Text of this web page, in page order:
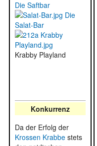
Die Saftbar
Die
Salat-Bar
Krabby Playland
Konkurrenz
Da der Erfolg der
Krossen Krabbe stets